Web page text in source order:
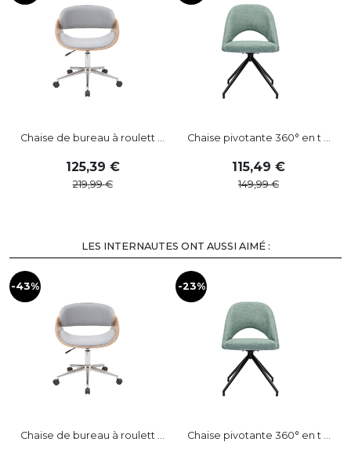
Chaise de bureau à roulett ...
125,39
219,99
Chaise pivotante 360° en t ...
115,49
149,99
LES INTERNAUTES ONT AUSSI AIMÉ :
-43%
Chaise de bureau à roulett ...
-23%
Chaise pivotante 360° en t ...